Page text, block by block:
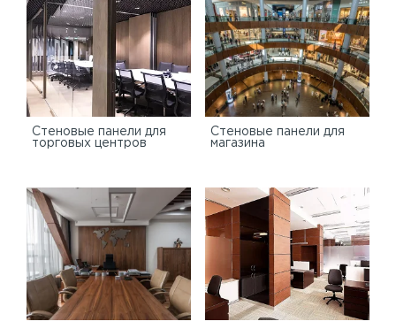
Cтеновые панели для
торговых центров
Стеновые панели для
магазина